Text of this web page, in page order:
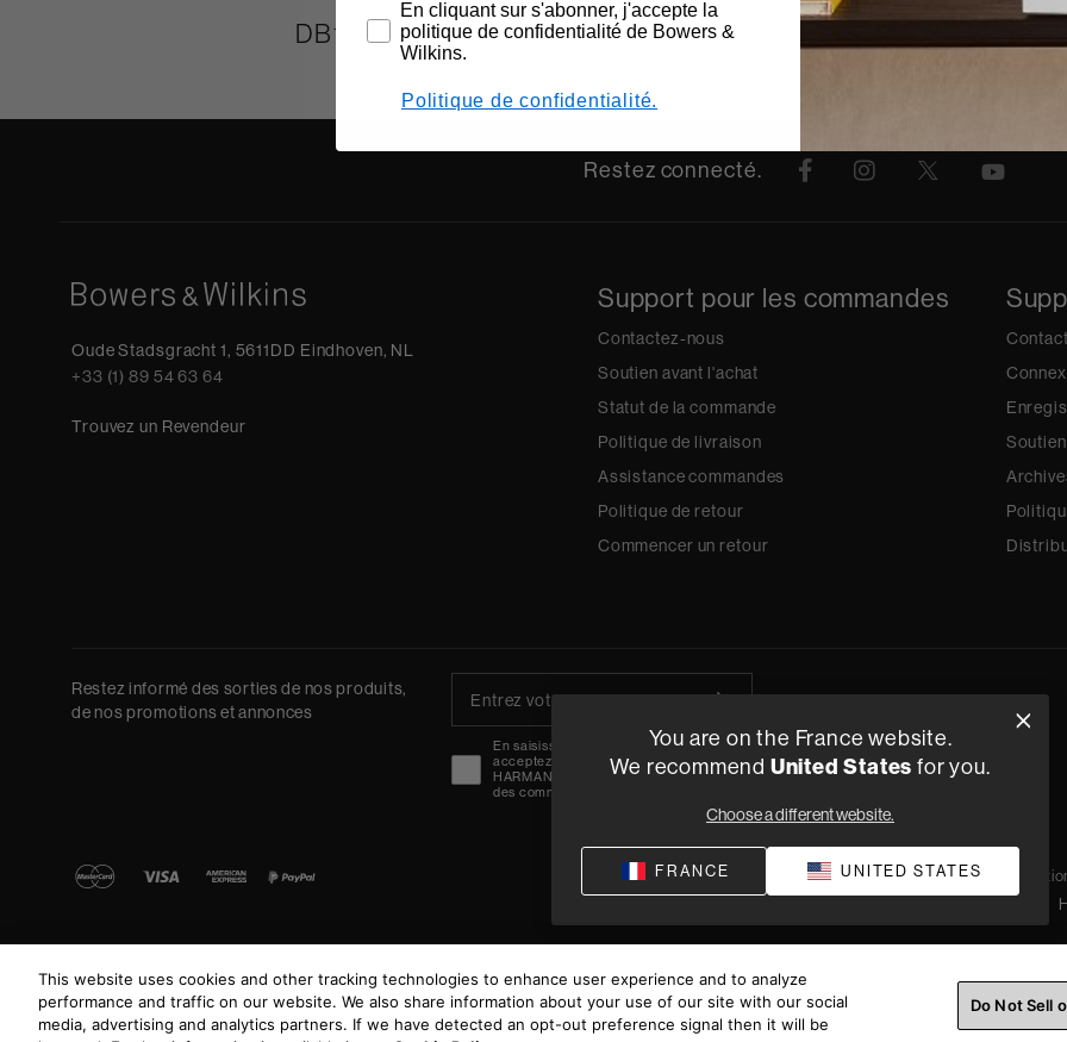
DB1
Restez connecté.
Oude Stadsgracht 1, 5611DD Eindhoven, NL
+33 (1) 89 54 63 64
Trouvez un Revendeur
Support pour les commandes
Contactez-nous
Soutien avant l'achat
Statut de la commande
Politique de livraison
Assistance commandes
Politique de retour
Commencer un retour
Restez informé des sorties de nos produits,
de nos promotions et annonces
En saisissant votre adresse e-mail, vous
acceptez la politique de confidentialitéde
HARMAN et vous vous inscrivez pour recevoir
des communications marketing.
Politique de confidentialité
You are on the France website.
We recommend United States for you.
Choose a different website.
FRANCE UNITED STATES
This website uses cookies and other tracking technologies to enhance user experience and to analyze
performance and traffic on our website. We also share information about your use of our site with our social
media, advertising and analytics partners. If we have detected an opt-out preference signal then it will be
Do Not Sell
En cliquant sur s'abonner, j'accepte la
politique de confidentialité de Bowers &
Wilkins.
Politique de confidentialité.